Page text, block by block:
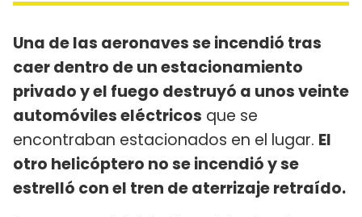
Una de las aeronaves se incendió tras
caer dentro de un estacionamiento
privado y el fuego destruyó a unos veinte
automóviles eléctricos que se
encontraban estacionados en el lugar. El
otro helicóptero no se incendió y se
estrelló con el tren de aterrizaje retraído.